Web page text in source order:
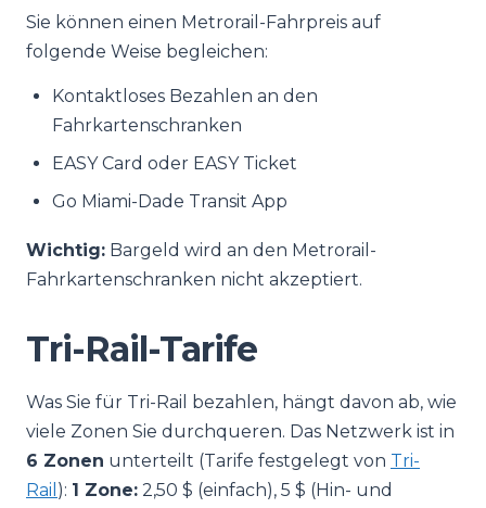
Sie können einen Metrorail-Fahrpreis auf
folgende Weise begleichen:
Kontaktloses Bezahlen an den
Fahrkartenschranken
EASY Card oder EASY Ticket
Go Miami-Dade Transit App
Wichtig: Bargeld wird an den Metrorail-
Fahrkartenschranken nicht akzeptiert.
Tri-Rail-Tarife
Was Sie für Tri-Rail bezahlen, hängt davon ab, wie
viele Zonen Sie durchqueren. Das Netzwerk ist in
6 Zonen unterteilt (Tarife festgelegt von Tri-
Rail ): 1 Zone: 2,50 $ (einfach), 5 $ (Hin- und